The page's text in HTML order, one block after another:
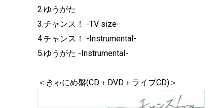
2.ゆうがた
3.チャンス！ -TV size-
4.チャンス！ -Instrumental-
5.ゆうがた -Instrumental-
＜きゃにめ盤(CD＋DVD＋ライブCD)＞